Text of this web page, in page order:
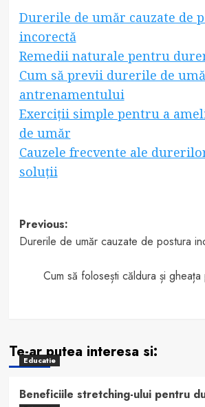
Durerile de umăr cauzate de
incorectă
Remedii naturale pentru
Cum să previi durerile de
antrenamentului
Exerciții simple pentru a
de umăr
Cauzele frecvente ale
soluții
Post
navigation
Previous:
Durerile de umăr cauzate de postura
Cum să folosești căldura și
Te-ar putea interesa si:
Educatie
Beneficiile stretching-ului pentru